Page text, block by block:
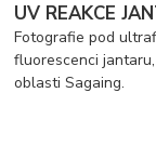
UV REAKCE
Fotografie pod
fluorescenci
oblasti Sagaing.